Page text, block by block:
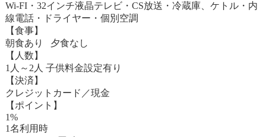
Wi-FI・32インチ液晶テレビ・CS放送・冷蔵庫、ケトル・内
線電話・ドライヤー・個別空調
【食事】
朝食あり 夕食なし
【人数】
1人～2人 子供料金設定有り
【決済】
クレジットカード／現金
【ポイント】
1%
1名利用時